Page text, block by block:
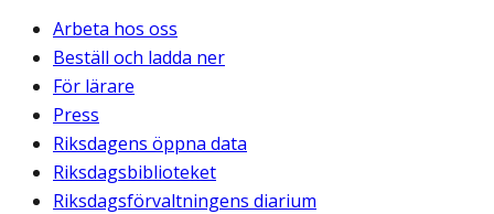
Arbeta hos oss
Beställ och ladda ner
För lärare
Press
Riksdagens öppna data
Riksdagsbiblioteket
Riksdagsförvaltningens diarium